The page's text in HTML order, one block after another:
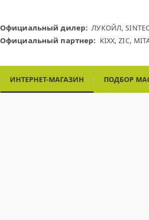
Официальный дилер: ЛУКОЙЛ,
Официальный партнер: KIXX,ZIC,
ИНТЕРНЕТ-МАГАЗИН ПОДБОР